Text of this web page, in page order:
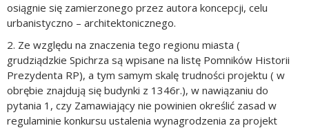
osiągnie się zamierzonego przez autora koncepcji, celu
urbanistyczno – architektonicznego.
2. Ze względu na znaczenia tego regionu miasta (
grudziądzkie Spichrza są wpisane na listę Pomników Historii
Prezydenta RP), a tym samym skalę trudności projektu ( w
obrębie znajdują się budynki z 1346r.), w nawiązaniu do
pytania 1, czy Zamawiający nie powinien określić zasad w
regulaminie konkursu ustalenia wynagrodzenia za projekt